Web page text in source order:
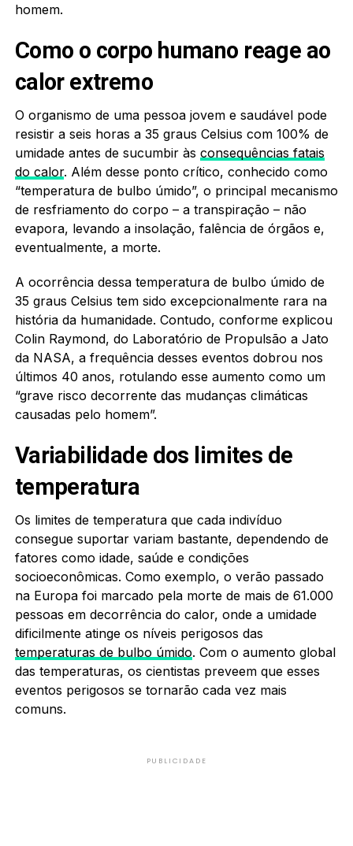
homem.
Como o corpo humano reage ao
calor extremo
O organismo de uma pessoa jovem e saudável pode
resistir a seis horas a 35 graus Celsius com 100% de
umidade antes de sucumbir às consequências fatais
do calor. Além desse ponto crítico, conhecido como
“temperatura de bulbo úmido”, o principal mecanismo
de resfriamento do corpo – a transpiração – não
evapora, levando a insolação, falência de órgãos e,
eventualmente, a morte.
A ocorrência dessa temperatura de bulbo úmido de
35 graus Celsius tem sido excepcionalmente rara na
história da humanidade. Contudo, conforme explicou
Colin Raymond, do Laboratório de Propulsão a Jato
da NASA, a frequência desses eventos dobrou nos
últimos 40 anos, rotulando esse aumento como um
“grave risco decorrente das mudanças climáticas
causadas pelo homem”.
Variabilidade dos limites de
temperatura
Os limites de temperatura que cada indivíduo
consegue suportar variam bastante, dependendo de
fatores como idade, saúde e condições
socioeconômicas. Como exemplo, o verão passado
na Europa foi marcado pela morte de mais de 61.000
pessoas em decorrência do calor, onde a umidade
dificilmente atinge os níveis perigosos das
temperaturas de bulbo úmido. Com o aumento global
das temperaturas, os cientistas preveem que esses
eventos perigosos se tornarão cada vez mais
comuns.
PUBLICIDADE